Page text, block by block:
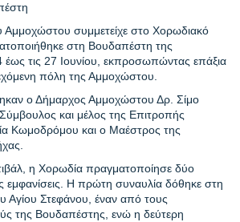
συμμετείχε στο Χορωδιακό
στη Βουδαπέστη της
έως τις 27 Ιουνίου, εκπροσωπώντας επάξια
πόλη της Αμμοχώστου.
ο Δήμαρχος Αμμοχώστου Δρ. Σίμο
και μέλος της Επιτροπής
Κωμοδρόμου και ο Μαέστρος της
η Χορωδία πραγματοποίησε δύο
εμφανίσεις. Η πρώτη συναυλία δόθηκε στη
Αγίου Στεφάνου, έναν από τους
της Βουδαπέστης, ενώ η δεύτερη